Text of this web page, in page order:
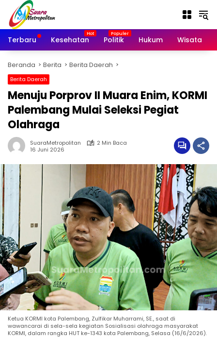
Langsung
konten
Terbaru
Kesehatan Politik Hukum Wisata
Beranda Berita Berita Daerah
Berita Daerah
Menuju Porprov II Muara Enim, KORMI
Palembang Mulai Seleksi Pegiat
Olahraga
SuaraMetropolitan
2 Min Baca
16 Juni 2026
Ketua KORMI kota Palembang, Zulfikar Muharrami, SE., saat di
wawancarai di sela-sela kegiatan Sosialisasi olahraga masyarakat
KORMI, dalam rangka HUT ke-1343 kota Palembang, Selasa (16/6/2026).